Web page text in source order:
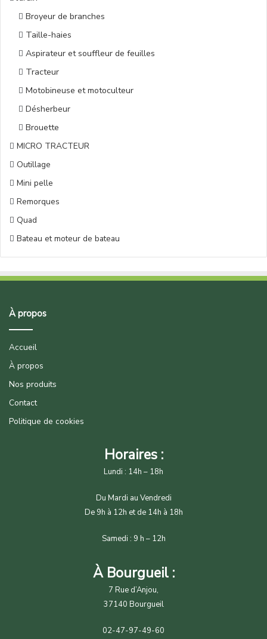
Broyeur de branches
Taille-haies
Aspirateur et souffleur de feuilles
Tracteur
Motobineuse et motoculteur
Désherbeur
Brouette
MICRO TRACTEUR
Outillage
Mini pelle
Remorques
Quad
Bateau et moteur de bateau
À propos
Accueil
À propos
Nos produits
Contact
Politique de cookies
Horaires :
Lundi : 14h – 18h
Du Mardi au Vendredi
De 9h à 12h et de 14h à 18h
Samedi : 9 h – 12h
À Bourgueil :
7 Rue d’Anjou,
37140 Bourgueil
02-47-97-49-60